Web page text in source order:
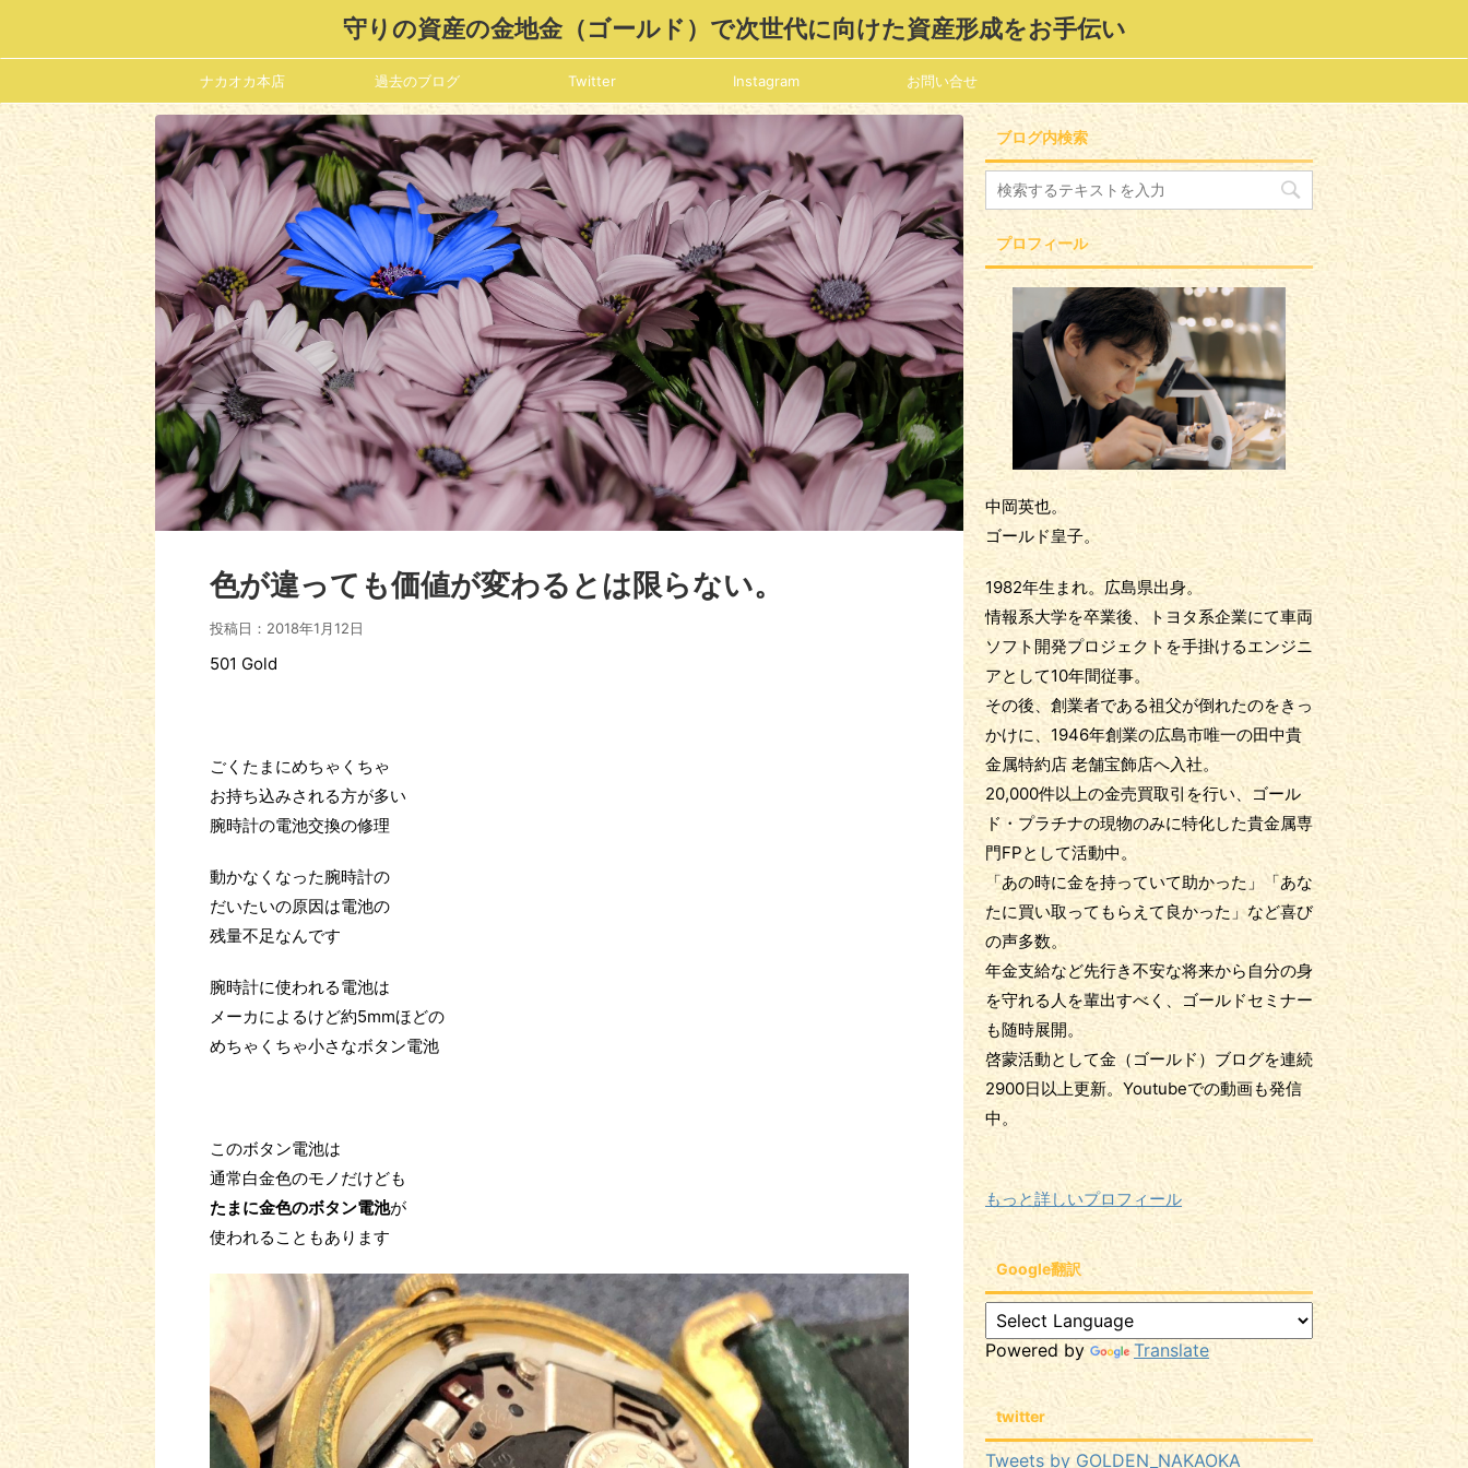
守りの資産の金地金（ゴールド）で次世代に向けた資産形成をお手伝い
ナカオカ本店 過去のブログ Twitter Instagram お問い合せ
色が違っても価値が変わるとは限らない。
投稿日： 2018年1月12日
501 Gold
ごくたまにめちゃくちゃ
お持ち込みされる方が多い
腕時計の電池交換の修理
動かなくなった腕時計の
だいたいの原因は電池の
残量不足なんです
腕時計に使われる電池は
メーカによるけど約5mmほどの
めちゃくちゃ小さなボタン電池
このボタン電池は
通常白金色のモノだけども
たまに金色のボタン電池が
使われることもあります
ブログ内検索
プロフィール
中岡英也。
ゴールド皇子。
1982年生まれ。広島県出身。
情報系大学を卒業後、トヨタ系企業にて車両
ソフト開発プロジェクトを手掛けるエンジニ
アとして10年間従事。
その後、創業者である祖父が倒れたのをきっ
かけに、1946年創業の広島市唯一の田中貴
金属特約店 老舗宝飾店へ入社。
20,000件以上の金売買取引を行い、ゴール
ド・プラチナの現物のみに特化した貴金属専
門FPとして活動中。
「あの時に金を持っていて助かった」「あな
たに買い取ってもらえて良かった」など喜び
の声多数。
年金支給など先行き不安な将来から自分の身
を守れる人を輩出すべく、ゴールドセミナー
も随時展開。
啓蒙活動として金（ゴールド）ブログを連続
2900日以上更新。Youtubeでの動画も発信
中。
もっと詳しいプロフィール
Google翻訳
Powered by Translate
twitter
Tweets by GOLDEN_NAKAOKA